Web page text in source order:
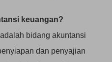
keuangan?
bidang akuntansi
dan penyajian